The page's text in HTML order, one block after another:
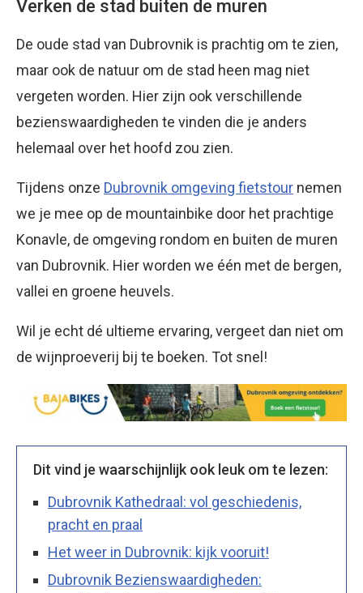
Verken de stad buiten de muren
De oude stad van Dubrovnik is prachtig om te zien,
maar ook de natuur om de stad heen mag niet
vergeten worden. Hier zijn ook verschillende
bezienswaardigheden te vinden die je anders
helemaal over het hoofd zou zien.
Tijdens onze Dubrovnik omgeving fietstour nemen
we je mee op de mountainbike door het prachtige
Konavle, de omgeving rondom en buiten de muren
van Dubrovnik. Hier worden we één met de bergen,
vallei en groene heuvels.
Wil je echt dé ultieme ervaring, vergeet dan niet om
de wijnproeverij bij te boeken. Tot snel!
Dit vind je waarschijnlijk ook leuk om te lezen:
Dubrovnik Kathedraal: vol geschiedenis,
pracht en praal
Het weer in Dubrovnik: kijk vooruit!
Dubrovnik Bezienswaardigheden: